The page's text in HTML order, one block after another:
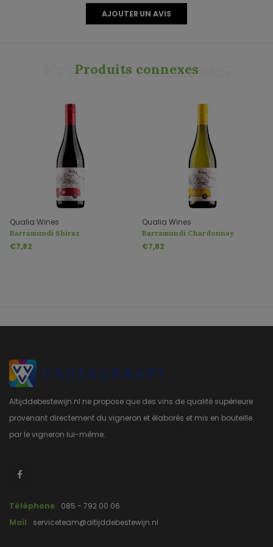
AJOUTER UN AVIS
Produits connexes
Produits connexes
Qualia Wines
Barramundi Shiraz
€7,82
Qualia Wines
Barramundi Chardonnay
€7,82
Altijddebestewijn.nl ne propose que des vins de qualité supérieure
provenant directement du vigneron et élaborés et mis en bouteille
par le vigneron lui-même.
Téléphone
085 - 792 00 06
Mail
serviceteam@altijddebestewijn.nl